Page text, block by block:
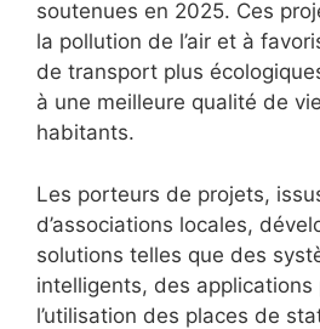
soutenues en 2025. Ces
la pollution de l’air et à
de transport plus
à une meilleure qualité de
habitants.
Les porteurs de projets,
d’associations locales,
solutions telles que des
intelligents, des applications
l’utilisation des places de